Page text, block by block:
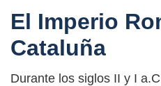
El Imperio
Cataluña
Durante los siglos II y I